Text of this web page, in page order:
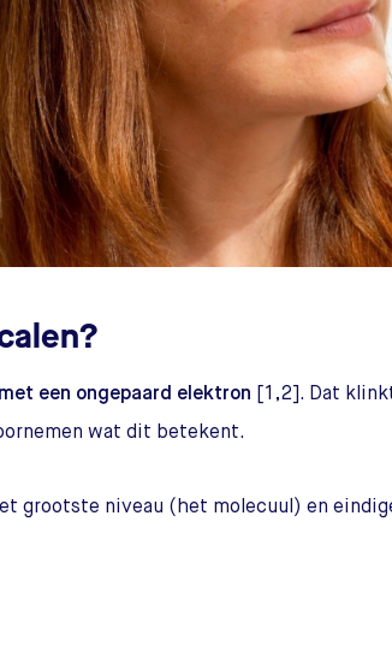
een ongepaard elektron [1,2]. Dat
wat dit betekent.
grootste niveau (het molecuul) en